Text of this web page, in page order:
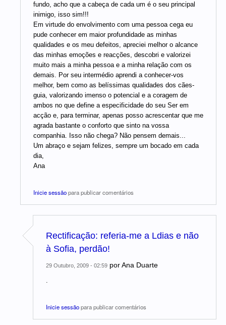
fundo, acho que a cabeça de cada um é o seu principal
inimigo, isso sim!!!
Em virtude do envolvimento com uma pessoa cega eu
pude conhecer em maior profundidade as minhas
qualidades e os meu defeitos, apreciei melhor o alcance
das minhas emoções e reacções, descobri e valorizei
muito mais a minha pessoa e a minha relação com os
demais. Por seu intermédio aprendi a conhecer-vos
melhor, bem como as belíssimas qualidades dos cães-
guia, valorizando imenso o potencial e a coragem de
ambos no que define a especificidade do seu Ser em
acção e, para terminar, apenas posso acrescentar que me
agrada bastante o conforto que sinto na vossa
companhia. Isso não chega? Não pensem demais...
Um abraço e sejam felizes, sempre um bocado em cada
dia,
Ana
Inicie sessãopara publicar comentários
Rectificação: referia-me a Ldias e não
à Sofia, perdão!
29 Outubro, 2009 - 02:59 porAna Duarte
.
Inicie sessãopara publicar comentários